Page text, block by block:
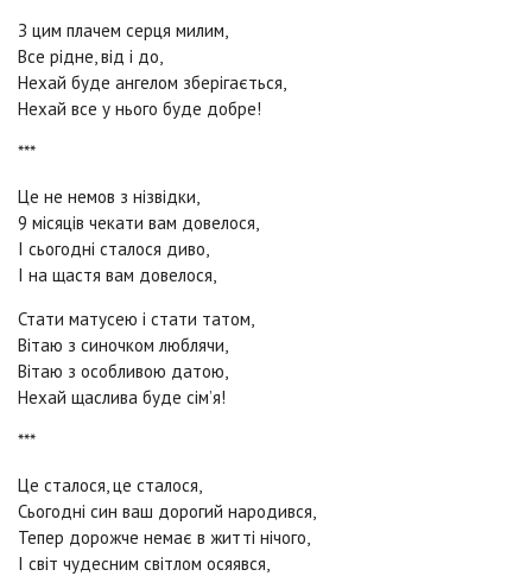
З цим плачем серця милим,
Все рідне, від і до,
Нехай буде ангелом зберігається,
Нехай все у нього буде добре!
***
Це не немов з нізвідки,
9 місяців чекати вам довелося,
І сьогодні сталося диво,
І на щастя вам довелося,
Стати матусею і стати татом,
Вітаю з синочком люблячи,
Вітаю з особливою датою,
Нехай щаслива буде сім’я!
***
Це сталося, це сталося,
Сьогодні син ваш дорогий народився,
Тепер дорожче немає в житті нічого,
І світ чудесним світлом осяявся,